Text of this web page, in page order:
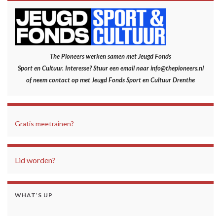
The Pioneers werken samen met Jeugd Fonds
Sport en Cultuur. Interesse? Stuur een email naar info@thepioneers.nl
of neem contact op met Jeugd Fonds Sport en Cultuur Drenthe
Gratis meetrainen?
Lid worden?
WHAT’S UP